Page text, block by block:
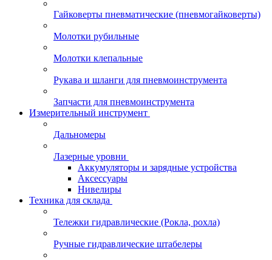
Гайковерты пневматические (пневмогайковерты)
Молотки рубильные
Молотки клепальные
Рукава и шланги для пневмоинструмента
Запчасти для пневмоинструмента
Измерительный инструмент
Дальномеры
Лазерные уровни
Аккумуляторы и зарядные устройства
Аксессуары
Нивелиры
Техника для склада
Тележки гидравлические (Рокла, рохла)
Ручные гидравлические штабелеры